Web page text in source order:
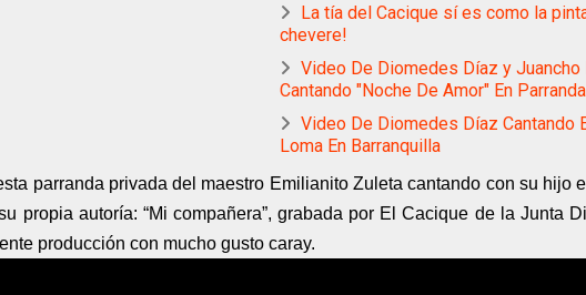
La tía del Cacique sí es como la
chevere!
Video De Diomedes Díaz y Juancho
Cantando "Noche De Amor" En Parranda
Video De Diomedes Díaz Cantando
Loma En Barranquilla
parranda privada del maestro Emilianito Zuleta cantando con su hijo
propia autoría: “Mi compañera”, grabada por El Cacique de la Junta
producción con mucho gusto caray.